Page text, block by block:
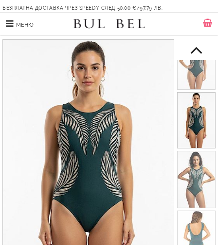
БЕЗПЛАТНА ДОСТАВКА ЧРЕЗ SPEEDY СЛЕД 50.00 €/97.79 ЛВ.
МЕНЮ